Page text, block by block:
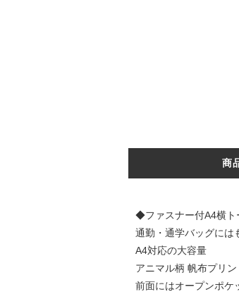
商
◆ファスナー付A4横ト
通勤・通学バッグには
A4対応の大容量
アニマル柄 帆布プリン
前面にはオープンポケ